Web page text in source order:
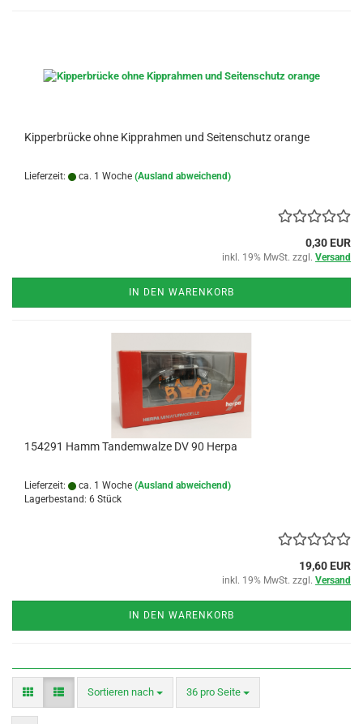
Kipperbrücke ohne Kipprahmen und Seitenschutz orange
Lieferzeit: ca. 1 Woche (Ausland abweichend)
0,30 EUR
inkl. 19% MwSt. zzgl. Versand
IN DEN WARENKORB
154291 Hamm Tandemwalze DV 90 Herpa
Lieferzeit: ca. 1 Woche (Ausland abweichend)
Lagerbestand: 6 Stück
19,60 EUR
inkl. 19% MwSt. zzgl. Versand
IN DEN WARENKORB
Sortieren nach
Sortieren nach 36 pro Seite
pro Seite